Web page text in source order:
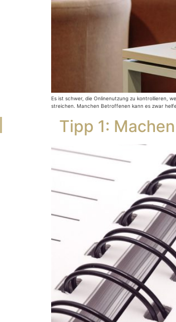
Es ist schwer, die Onlinenutzung zu kontrollieren,
streichen. Manchen Betroffenen kann es zwar
Tipp 1: